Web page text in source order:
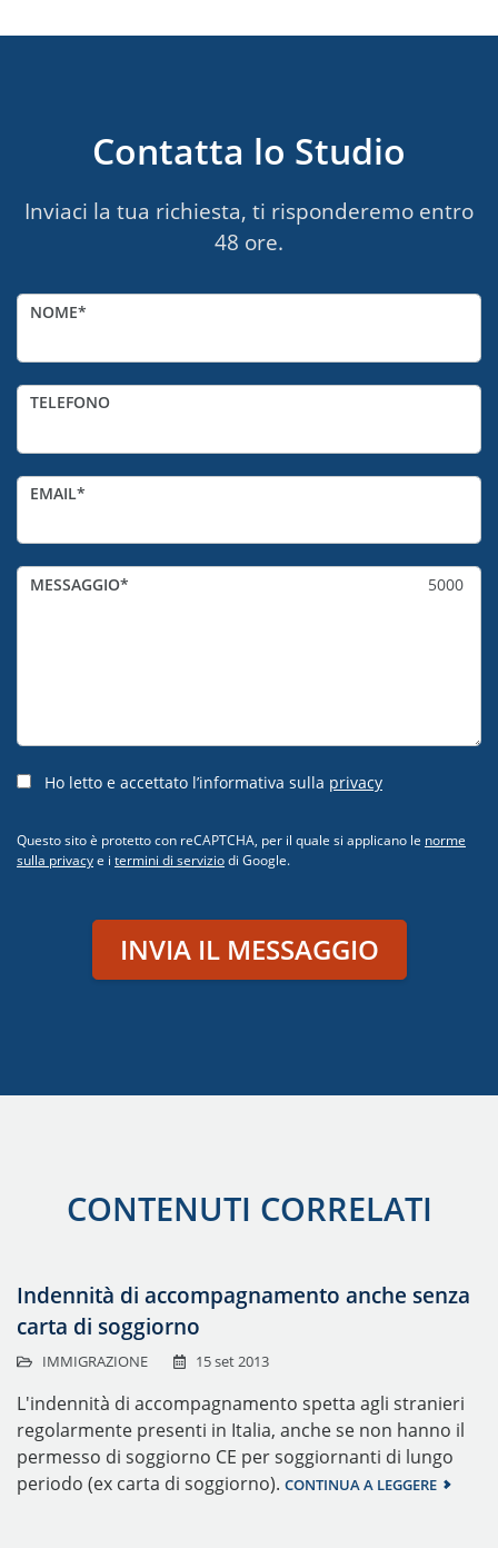
Contatta lo Studio
Inviaci la tua richiesta, ti risponderemo entro
48 ore.
NOME
TELEFONO
EMAIL
MESSAGGIO 5000
Ho letto e accettato l’informativa sulla privacy
Questo sito è protetto con reCAPTCHA, per il quale si applicano le norme
sulla privacye i termini di serviziodi Google.
INVIA IL MESSAGGIO
CONTENUTI CORRELATI
Indennità di accompagnamento anche senza
carta di soggiorno
IMMIGRAZIONE 15 set 2013
L'indennità di accompagnamento spetta agli stranieri
regolarmente presenti in Italia, anche se non hanno il
permesso di soggiorno CE per soggiornanti di lungo
periodo (ex carta di soggiorno). CONTINUA A LEGGERE